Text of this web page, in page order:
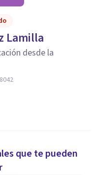
Lamilla
desde la
que te pueden